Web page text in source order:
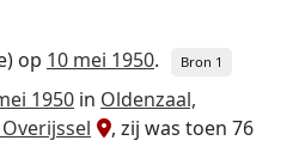
op 10 mei 1950. Bron 1
1950 in Oldenzaal,
, zij was toen 76